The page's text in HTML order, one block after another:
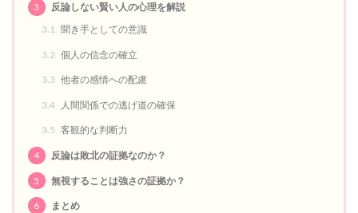
3
反論しない賢い人の心理を解説
3.1 聞き手としての意識
3.2 個人の信念の確立
3.3 他者の感情への配慮
3.4 人間関係での逃げ道の確保
3.5 客観的な判断力
4 反論は敗北の証拠なのか？
5 無視することは強さの証拠か？
6 まとめ